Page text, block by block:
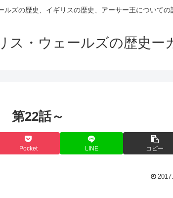
ルズの歴史、イギリスの歴史、アーサー王についての
ス・ウェールズの歴史ー
第22話～
Pocket LINE コピー